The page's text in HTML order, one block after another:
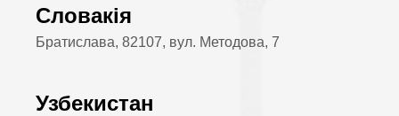
Словакія
Братислава, 82107, вул. Методова, 7
Узбекистан